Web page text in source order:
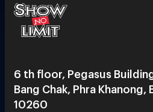
6 th floor, Pegasus
Bang Chak, Phra Khanong,
10260